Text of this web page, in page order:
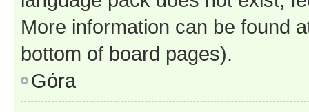
More information can be found
bottom of board pages).
Góra